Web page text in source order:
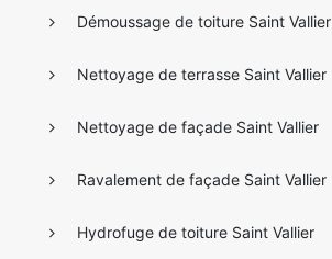
Démoussage de toiture Saint Vallier
Nettoyage de terrasse Saint Vallier
Nettoyage de façade Saint Vallier
Ravalement de façade Saint Vallier
Hydrofuge de toiture Saint Vallier